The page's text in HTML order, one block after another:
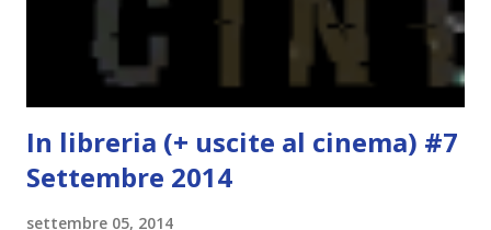
ogni nascita richiede una morte e le tue scelte possono
salvare vite o distruggerle? Questo è il mondo di Wool. In
In libreria (+ uscite al cinema) #7
Settembre 2014
settembre 05, 2014